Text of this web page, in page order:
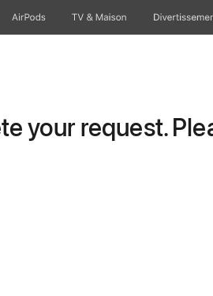
AirPods TV & Maison
your request.